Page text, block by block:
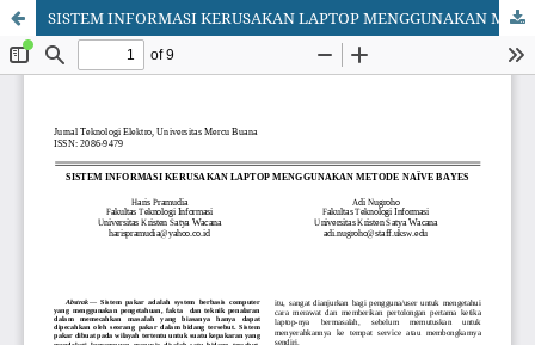
SISTEM INFORMASI KERUSAKAN LAPTOP MENGGUNAKAN METODE NAÏVE BAYES